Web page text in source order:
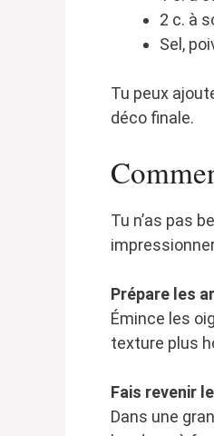
2 c. à
Sel,
Tu peux
déco finale.
Tu n’as pas
Prépare les
Émince les
texture plus
Fais revenir
Dans une